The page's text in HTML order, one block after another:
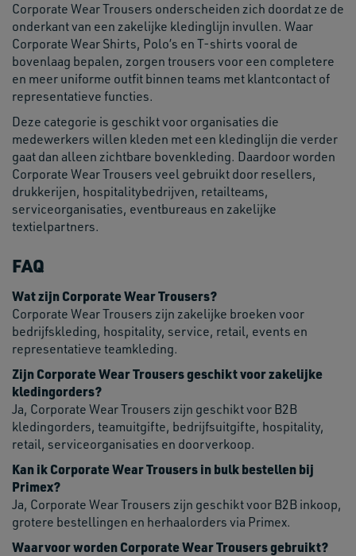
Corporate Wear Trousers onderscheiden zich doordat ze de
onderkant van een zakelijke kledinglijn invullen. Waar
Corporate Wear Shirts, Polo’s en T-shirts vooral de
bovenlaag bepalen, zorgen trousers voor een completere
en meer uniforme outfit binnen teams met klantcontact of
representatieve functies.
Deze categorie is geschikt voor organisaties die
medewerkers willen kleden met een kledinglijn die verder
gaat dan alleen zichtbare bovenkleding. Daardoor worden
Corporate Wear Trousers veel gebruikt door resellers,
drukkerijen, hospitalitybedrijven, retailteams,
serviceorganisaties, eventbureaus en zakelijke
textielpartners.
FAQ
Wat zijn Corporate Wear Trousers?
Corporate Wear Trousers zijn zakelijke broeken voor
bedrijfskleding, hospitality, service, retail, events en
representatieve teamkleding.
Zijn Corporate Wear Trousers geschikt voor zakelijke
kledingorders?
Ja, Corporate Wear Trousers zijn geschikt voor B2B
kledingorders, teamuitgifte, bedrijfsuitgifte, hospitality,
retail, serviceorganisaties en doorverkoop.
Kan ik Corporate Wear Trousers in bulk bestellen bij
Primex?
Ja, Corporate Wear Trousers zijn geschikt voor B2B inkoop,
grotere bestellingen en herhaalorders via Primex.
Waarvoor worden Corporate Wear Trousers gebruikt?